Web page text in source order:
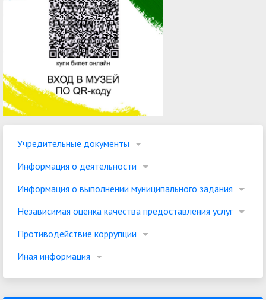
Учредительные документы
Информация о деятельности
Информация о выполнении муниципального задания
Независимая оценка качества предоставления услуг
Противодействие коррупции
Иная информация